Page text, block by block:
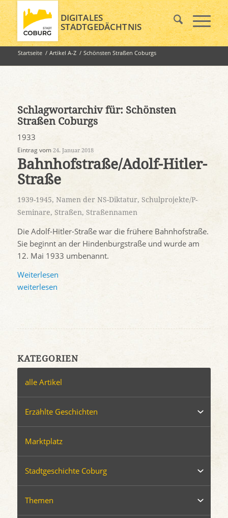
DIGITALES
STADTGEDÄCHTNIS
Startseite / Artikel A-Z / Schönsten Straßen Coburgs
Schlagwortarchiv für: Schönsten
Straßen Coburgs
1933
Eintrag vom 24. Januar 2018
Bahnhofstraße/Adolf-Hitler-
Straße
1939-1945, Namen der NS-Diktatur, Schulprojekte/P-
Seminare, Straßen, Straßennamen
Die Adolf-Hitler-Straße war die frühere Bahnhofstraße.
Sie beginnt an der Hindenburgstraße und wurde am
12. Mai 1933 umbenannt.
Weiterlesen
weiterlesen
KATEGORIEN
alle Artikel
Erzählte Geschichten
Marktplatz
Stadtgeschichte Coburg
Themen